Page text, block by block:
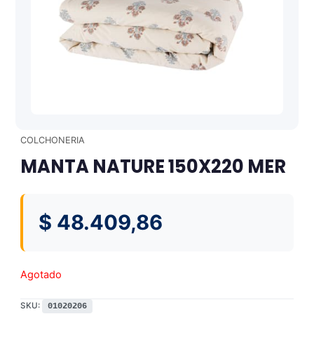
COLCHONERIA
MANTA NATURE 150X220 MER
$ 48.409,86
Agotado
SKU: 01020206